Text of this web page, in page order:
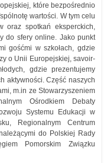
które bezpośrednio
wartości. W tym celu
oraz spotkań eksperckich,
do sfery online. Jako punkt
gośćmi w szkołach, gdzie
o Unii Europejskiej, savoir-
gdzie prezentujemy
aktywności. Część naszych
m.in ze Stowarzyszeniem
Ośrodkiem Debaty
Systemu Edukacji w
Regionalnym Centrum
do Polskiej Rady
Pomorskim Związku